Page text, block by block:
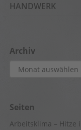
HANDWERK
Archiv
Archiv
Seiten
Arbeitsklima – Hitze